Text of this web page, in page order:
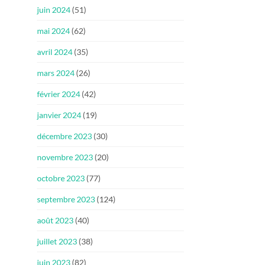
juin 2024 (51)
mai 2024 (62)
avril 2024 (35)
mars 2024 (26)
février 2024 (42)
janvier 2024 (19)
décembre 2023 (30)
novembre 2023 (20)
octobre 2023 (77)
septembre 2023 (124)
août 2023 (40)
juillet 2023 (38)
juin 2023 (82)